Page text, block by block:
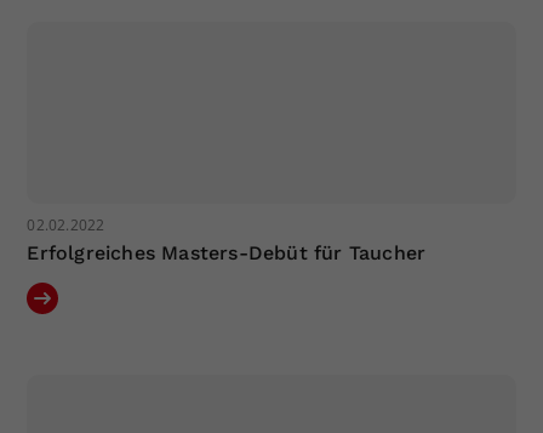
02.02.2022
Erfolgreiches Masters-Debüt für Taucher